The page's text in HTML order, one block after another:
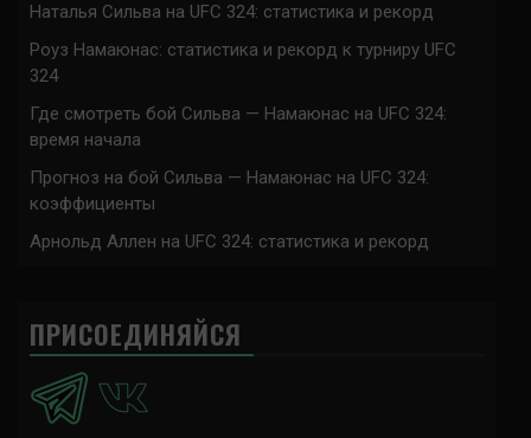
Наталья Сильва на UFC 324: статистика и рекорд
Роуз Намаюнас: статистика и рекорд к турниру UFC
324
Где смотреть бой Сильва — Намаюнас на UFC 324:
время начала
Прогноз на бой Сильва — Намаюнас на UFC 324:
коэффициенты
Арнольд Аллен на UFC 324: статистика и рекорд
ПРИСОЕДИНЯЙСЯ